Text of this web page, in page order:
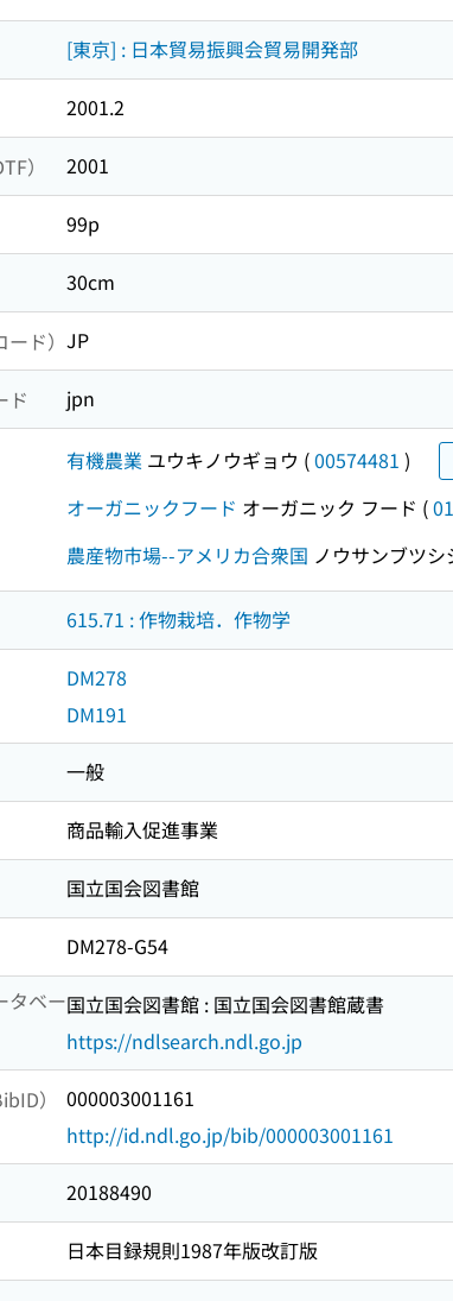
[東京] : 日本貿易振興会貿易開発部
2001.2
） 2001
99p
30cm
ド） JP
ド jpn
有機農業 ユウキノウギョウ (00574481 )
オーガニックフード オーガニック フード (
農産物市場--アメリカ合衆国 ノウサンブツ
615.71 : 作物栽培．作物学
DM278
DM191
一般
商品輸入促進事業
国立国会図書館
DM278-G54
タベー国立国会図書館 : 国立国会図書館蔵書
https://ndlsearch.ndl.go.jp
）
000003001161
http://id.ndl.go.jp/bib/000003001161
20188490
日本目録規則1987年版改訂版